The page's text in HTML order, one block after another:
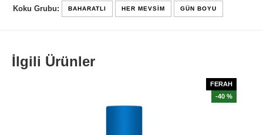
Koku Grubu: BAHARATLI HER MEVSIM GÜN BOYU
İlgili Ürünler
FERAH
-40 %